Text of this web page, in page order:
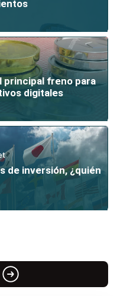
principal freno para
digitales
de inversión, ¿quién